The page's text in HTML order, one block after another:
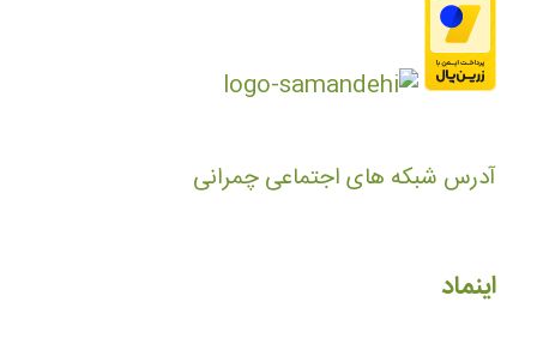
آدرس شبکه های اجتماعی چمرانی
اینماد